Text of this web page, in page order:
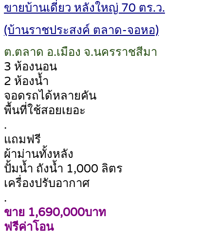
ขายบ้านเดี่ยว หลังใหญ่ 70 ตร.ว.
(บ้านราชประสงค์ ตลาด-จอหอ)
ต.ตลาด อ.เมือง จ.นครราชสีมา
3 ห้องนอน
2 ห้องน้ำ
จอดรถได้หลายคัน
พื้นที่ใช้สอยเยอะ
.
แถมฟรี
ผ้าม่านทั้งหลัง
ปั้มน้ำ ถังน้ำ 1,000 ลิตร
เครื่องปรับอากาศ
.
ขาย 1,690,000บาท
ฟรีค่าโอน